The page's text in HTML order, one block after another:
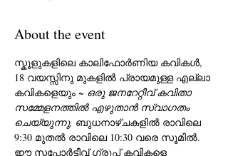
About the event
സ്കൂളുകളിലെ കാലിഫോർണിയ കവികൾ,
18 വയസ്സിനു മുകളിൽ പ്രായമുള്ള എല്ലാ
കവികളെയും ~ ഒരു ജനറേറ്റീവ് കവിതാ
സമ്മേളനത്തിൽ എഴുതാൻ സ്വാഗതം
ചെയ്യുന്നു, ബുധനാഴ്ചകളിൽ രാവിലെ
9:30 മുതൽ രാവിലെ 10:30 വരെ സൂമിൽ.
ഈ സപ്പോർട്ടീവ് ഗ്രൂപ്പ് കവികളെ